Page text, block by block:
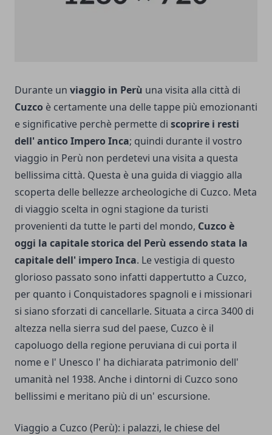
Durante un viaggio in Perù una visita alla città di
Cuzco è certamente una delle tappe più emozionanti
e significative perchè permette di scoprire i resti
dell' antico Impero Inca; quindi durante il vostro
viaggio in Perù non perdetevi una visita a questa
bellissima città. Questa è una guida di viaggio alla
scoperta delle bellezze archeologiche di Cuzco. Meta
di viaggio scelta in ogni stagione da turisti
provenienti da tutte le parti del mondo, Cuzco è
oggi la capitale storica del Perù essendo stata la
capitale dell' impero Inca. Le vestigia di questo
glorioso passato sono infatti dappertutto a Cuzco,
per quanto i Conquistadores spagnoli e i missionari
si siano sforzati di cancellarle. Situata a circa 3400 di
altezza nella sierra sud del paese, Cuzco è il
capoluogo della regione peruviana di cui porta il
nome e l' Unesco l' ha dichiarata patrimonio dell'
umanità nel 1938. Anche i dintorni di Cuzco sono
bellissimi e meritano più di un' escursione.
Viaggio a Cuzco (Perù): i palazzi, le chiese del